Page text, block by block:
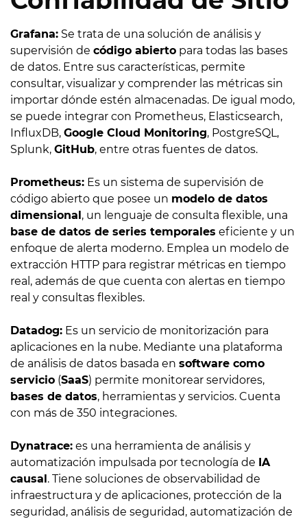
Grafana: Se trata de una solución de análisis y
supervisión de código abierto para todas las bases
de datos. Entre sus características, permite
consultar, visualizar y comprender las métricas sin
importar dónde estén almacenadas. De igual modo,
se puede integrar con Prometheus, Elasticsearch,
InfluxDB, Google Cloud Monitoring, PostgreSQL,
Splunk, GitHub, entre otras fuentes de datos.
Prometheus: Es un sistema de supervisión de
código abierto que posee un modelo de datos
dimensional , un lenguaje de consulta flexible, una
base de datos de series temporales eficiente y un
enfoque de alerta moderno. Emplea un modelo de
extracción HTTP para registrar métricas en tiempo
real, además de que cuenta con alertas en tiempo
real y consultas flexibles.
Datadog: Es un servicio de monitorización para
aplicaciones en la nube. Mediante una plataforma
de análisis de datos basada en software como
servicio (SaaS) permite monitorear servidores,
bases de datos, herramientas y servicios. Cuenta
con más de 350 integraciones.
Dynatrace: es una herramienta de análisis y
automatización impulsada por tecnología de IA
causal . Tiene soluciones de observabilidad de
infraestructura y de aplicaciones, protección de la
seguridad, análisis de seguridad, automatización de